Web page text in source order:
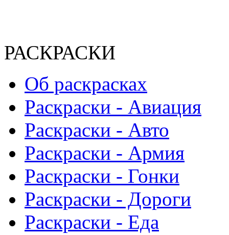
РАСКРАСКИ
Об раскрасках
Раскраски - Авиация
Раскраски - Авто
Раскраски - Армия
Раскраски - Гонки
Раскраски - Дороги
Раскраски - Еда